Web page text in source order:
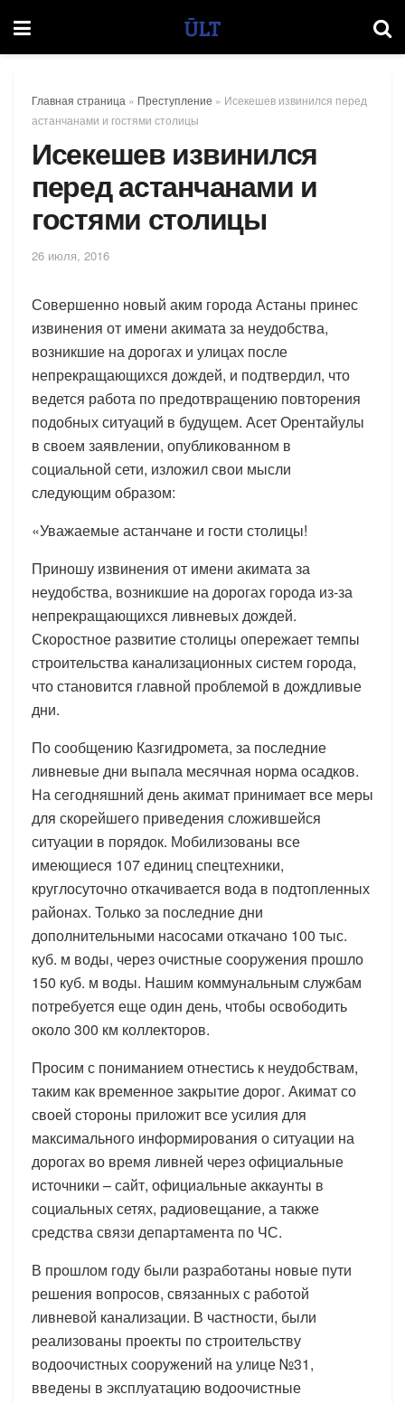
Главная страница » Преступление » Исекешев извинился перед
астанчанами и гостями столицы
Исекешев извинился
перед астанчанами и
гостями столицы
26 июля, 2016
Совершенно новый аким города Астаны принес
извинения от имени акимата за неудобства,
возникшие на дорогах и улицах после
непрекращающихся дождей, и подтвердил, что
ведется работа по предотвращению повторения
подобных ситуаций в будущем. Асет Орентайулы
в своем заявлении, опубликованном в
социальной сети, изложил свои мысли
следующим образом:
«Уважаемые астанчане и гости столицы!
Приношу извинения от имени акимата за
неудобства, возникшие на дорогах города из-за
непрекращающихся ливневых дождей.
Скоростное развитие столицы опережает темпы
строительства канализационных систем города,
что становится главной проблемой в дождливые
дни.
По сообщению Казгидромета, за последние
ливневые дни выпала месячная норма осадков.
На сегодняшний день акимат принимает все меры
для скорейшего приведения сложившейся
ситуации в порядок. Мобилизованы все
имеющиеся 107 единиц спецтехники,
круглосуточно откачивается вода в подтопленных
районах. Только за последние дни
дополнительными насосами откачано 100 тыс.
куб. м воды, через очистные сооружения прошло
150 куб. м воды. Нашим коммунальным службам
потребуется еще один день, чтобы освободить
около 300 км коллекторов.
Просим с пониманием отнестись к неудобствам,
таким как временное закрытие дорог. Акимат со
своей стороны приложит все усилия для
максимального информирования о ситуации на
дорогах во время ливней через официальные
источники – сайт, официальные аккаунты в
социальных сетях, радиовещание, а также
средства связи департамента по ЧС.
В прошлом году были разработаны новые пути
решения вопросов, связанных с работой
ливневой канализации. В частности, были
реализованы проекты по строительству
водоочистных сооружений на улице №31,
введены в эксплуатацию водоочистные